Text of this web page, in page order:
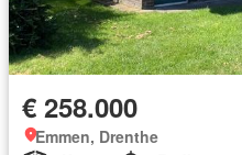
€ 258.000
Emmen, Drenthe